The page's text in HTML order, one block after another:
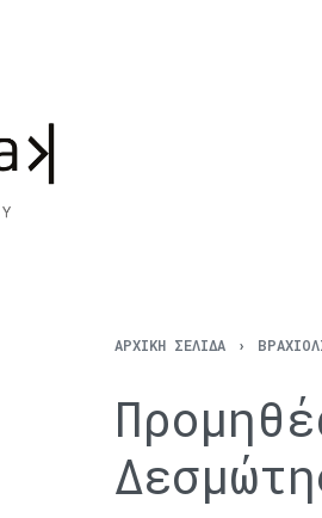
ΑΡΧΙΚΉ ΣΕΛΊΔΑ ›